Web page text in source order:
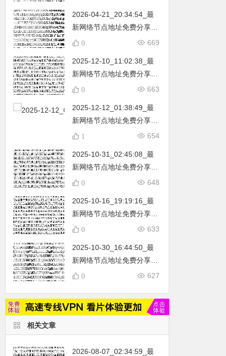
韩国|新加坡|台湾|马来西亚|
…
2026-04-21_20:34:54_最
新网络节点地址免费分享…
不定期更新…开放免费分享
韩国|新加坡|台湾|马来西亚|
…
669
0
2025-12-10_11:02:38_最
新网络节点地址免费分享…
不定期更新…开放免费分享
韩国|新加坡|台湾|马来西亚|
…
663
0
2025-12-12_01:38:49_最
新网络节点地址免费分享…
不定期更新…开放免费分享
韩国|新加坡|台湾|马来西亚|
…
654
1
2025-10-31_02:45:08_最
新网络节点地址免费分享…
不定期更新…开放免费分享
韩国|新加坡|台湾|马来西亚|
…
648
0
2025-10-16_19:19:16_最
新网络节点地址免费分享…
不定期更新…开放免费分享
韩国|新加坡|台湾|马来西亚|
…
633
0
2025-10-30_16:44:50_最
新网络节点地址免费分享…
不定期更新…开放免费分享
韩国|新加坡|台湾|马来西亚|
…
627
0
相关文章
2026-08-07_02:34:59_最